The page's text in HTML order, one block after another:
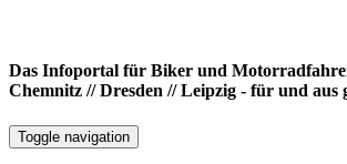
Das Infoportal für Biker und
Chemnitz // Dresden // Leipzig - für und aus
Toggle navigation